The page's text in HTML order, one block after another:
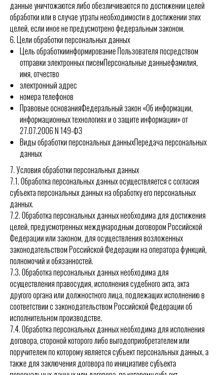
данные уничтожаются либо обезличиваются по достижении целей
обработки или в случае утраты необходимости в достижении этих
целей, если иное не предусмотрено федеральным законом.
6. Цели обработки персональных данных
Цель обработкиинформирование Пользователя посредством
отправки электронных писемПерсональные данныефамилия,
имя, отчество
электронный адрес
номера телефонов
Правовые основанияФедеральный закон «Об информации,
информационных технологиях и о защите информации» от
27.07.2006 N 149-ФЗ
Виды обработки персональных данныхПередача персональных
данных
7. Условия обработки персональных данных
7.1. Обработка персональных данных осуществляется с согласия
субъекта персональных данных на обработку его персональных
данных.
7.2. Обработка персональных данных необходима для достижения
целей, предусмотренных международным договором Российской
Федерации или законом, для осуществления возложенных
законодательством Российской Федерации на оператора функций,
полномочий и обязанностей.
7.3. Обработка персональных данных необходима для
осуществления правосудия, исполнения судебного акта, акта
другого органа или должностного лица, подлежащих исполнению в
соответствии с законодательством Российской Федерации об
исполнительном производстве.
7.4. Обработка персональных данных необходима для исполнения
договора, стороной которого либо выгодоприобретателем или
поручителем по которому является субъект персональных данных, а
также для заключения договора по инициативе субъекта